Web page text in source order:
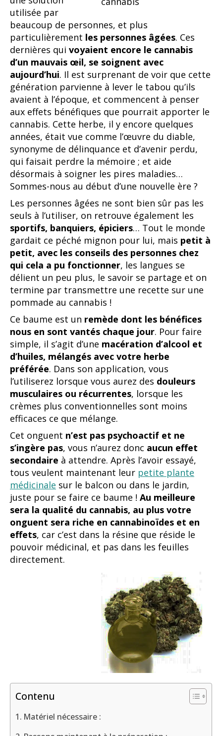
utilisée par
beaucoup de personnes, et plus
particulièrement les personnes âgées. Ces
dernières qui voyaient encore le cannabis
d’un mauvais œil, se soignent avec
aujourd’hui. Il est surprenant de voir que cette
génération parvienne à lever le tabou qu’ils
avaient à l’époque, et commencent à penser
aux effets bénéfiques que pourrait apporter le
cannabis. Cette herbe, il y encore quelques
années, était vue comme l’œuvre du diable,
synonyme de délinquance et d’avenir perdu,
qui faisait perdre la mémoire ; et aide
désormais à soigner les pires maladies…
Sommes-nous au début d’une nouvelle ère ?
Les personnes âgées ne sont bien sûr pas les
seuls à l’utiliser, on retrouve également les
sportifs, banquiers, épiciers… Tout le monde
gardait ce péché mignon pour lui, mais petit à
petit, avec les conseils des personnes chez
qui cela a pu fonctionner, les langues se
délient un peu plus, le savoir se partage et on
termine par transmettre une recette sur une
pommade au cannabis !
Ce baume est un remède dont les bénéfices
nous en sont vantés chaque jour. Pour faire
simple, il s’agit d’une macération d’alcool et
d’huiles, mélangés avec votre herbe
préférée. Dans son application, vous
l’utiliserez lorsque vous aurez des douleurs
musculaires ou récurrentes, lorsque les
crèmes plus conventionnelles sont moins
efficaces ce que mélange.
Cet onguent n’est pas psychoactif et ne
s’ingère pas, vous n’aurez donc aucun effet
secondaire à attendre. Après l’avoir essayé,
tous veulent maintenant leur petite plante
médicinale sur le balcon ou dans le jardin,
juste pour se faire ce baume ! Au meilleure
sera la qualité du cannabis, au plus votre
onguent sera riche en cannabinoïdes et en
effets, car c’est dans la résine que réside le
pouvoir médicinal, et pas dans les feuilles
directement.
Contenu
Matériel nécessaire :